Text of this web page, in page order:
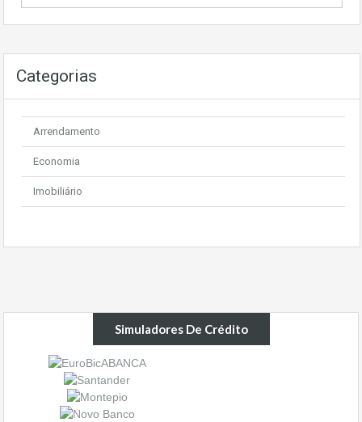
Categorias
Arrendamento
Economia
Imobiliário
Simuladores De Crédito